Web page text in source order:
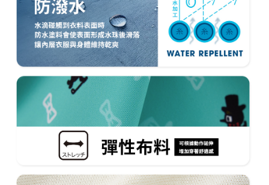
1.初回 AFTEEを ご利用の際に、認証結果及び当社の審査の結果に基づ
き、限度額が設定されます。
2.決済金額は最低NT$20です。
3.現在、台湾の会員のみご利用いただけます。
三、利用規約「AFTEE代金後払い」（以下当サービスという）はネットプ
ます。当サービスご利用の際に提供しなければならない個人情報（注文者
の氏名、電話番号、受取人の氏名、電話番号、受取人住所を含むがこれに
限らない）は、AFTEEに渡され当サービスで必要な範囲内で利用されま
す。AFTEEの個人情報の収集、処理、利用について、詳細はAFTEE公式ホ
ームページの『個人情報の収集、処理及び利用に関する声明』をご参照く
https://aftee.tw/privacypolicy/
AFTEEの初回ご利用の際に、審査を通過すれば、最高額がNT$10,000にな
納金が加算されます。未成年の利用者は、事前に法定代理人または後見人
付款後7-11取貨
送料無料
送料無料
離島宅配
送料無料